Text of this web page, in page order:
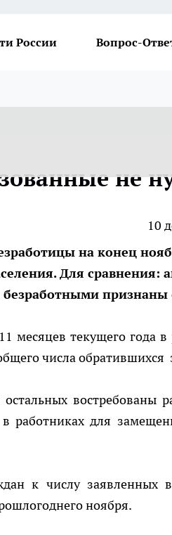
России Вопрос-
не
10
на конец
Для сравнения:
безработными признаны
месяцев текущего года
числа обратившихся
востребованы
работниках для
к числу заявленных
ноября.